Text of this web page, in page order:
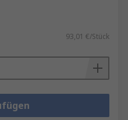
93,01 €/Stück